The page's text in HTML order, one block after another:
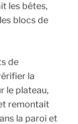
les bêtes,
blocs de
de
la
le plateau,
remontait
la paroi et